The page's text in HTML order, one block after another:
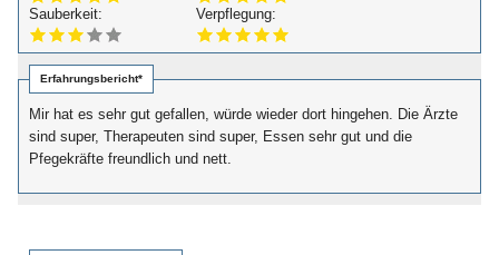
Sauberkeit: Verpflegung:
Erfahrungsbericht*
Mir hat es sehr gut gefallen, würde wieder dort hingehen. Die Ärzte
sind super, Therapeuten sind super, Essen sehr gut und die
Pfegekräfte freundlich und nett.